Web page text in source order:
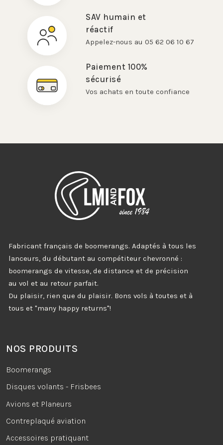
SAV humain et
réactif
Appelez-nous au 05 62 06 10 67
Paiement 100%
sécurisé
Vos achats en toute confiance
Fabricant français de boomerangs. Adaptés à tous les
lanceurs, du débutant au compétiteur chevronné :
boomerangs de vitesse, de distance et de précision
au vol et au retour parfait.
Du plaisir, rien que du plaisir. Bons vols à toutes et à
tous et "many happy returns"!
NOS PRODUITS
Boomerangs
Disques volants - Frisbees
Avions et Planeurs
Contreplaqué aviation
Accessoires pratiquant